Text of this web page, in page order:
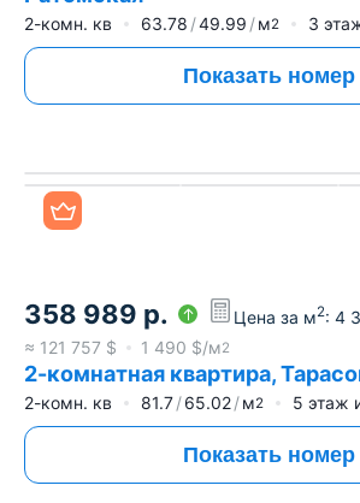
2-комн. кв 63.78 49.99 м2 3
Показать номер
358 989 р. Цена за м2: 4
≈ 121 757 $ 1 490 $/м2
2-комнатная квартира,
2-комн. кв 81.7 65.02 м2 5 этаж
Показать номер